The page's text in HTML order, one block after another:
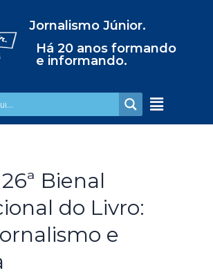
Jornalismo Júnior.
Há 20 anos formando
e informando.
Bienal
do Livro:
e